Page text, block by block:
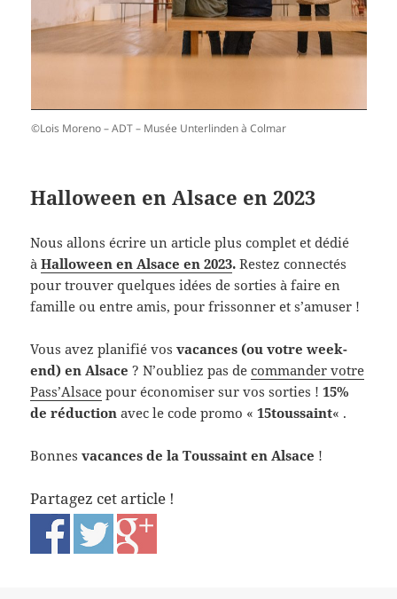
©Lois Moreno – ADT – Musée Unterlinden à Colmar
Halloween en Alsace en 2023
Nous allons écrire un article plus complet et dédié
àHalloween en Alsace en 2023.Restez connectés
pour trouver quelques idées de sorties à faire en
famille ou entre amis, pour frissonner et s’amuser !
Vous avez planifié vosvacances (ou votre week-
end) en Alsace ? N’oubliez pas decommander votre
Pass’Alsace pour économiser sur vos sorties !15%
de réduction avec le code promo «15toussaint« .
Bonnesvacances de la Toussaint en Alsace !
Partagez cet article !